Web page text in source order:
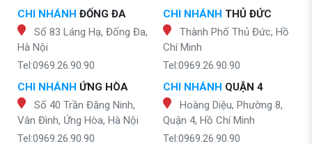
CHI NHÁNH ĐỐNG ĐA
Số 83 Láng Hạ, Đống Đa,
Hà Nội
Tel:0969.26.90.90
CHI NHÁNH ỨNG HÒA
Số 40 Trần Đăng Ninh,
Vân Đình, Ứng Hòa, Hà Nội
Tel:0969.26.90.90
CHI NHÁNH THỦ ĐỨC
Thành Phố Thủ Đức, Hồ
Chí Minh
Tel:0969.26.90.90
CHI NHÁNH QUẬN 4
Hoàng Diệu, Phường 8,
Quận 4, Hồ Chí Minh
Tel:0969.26.90.90